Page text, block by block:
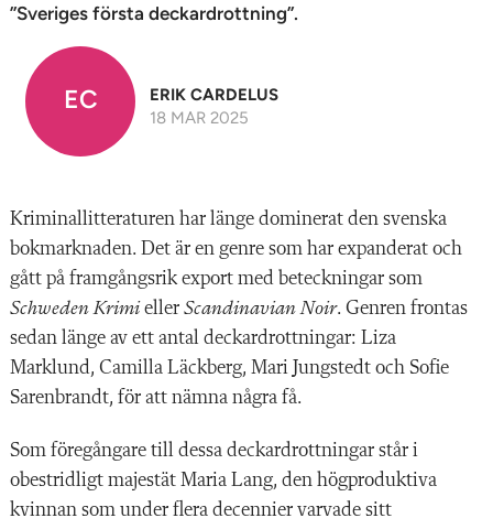
”Sveriges första deckardrottning”.
EC
ERIK CARDELUS
18 MAR 2025
Kriminallitteraturen har länge dominerat den svenska
bokmarknaden. Det är en genre som har expanderat och
gått på framgångsrik export med beteckningar som
Schweden Krimieller Scandinavian Noir. Genren frontas
sedan länge av ett antal deckardrottningar: Liza
Marklund, Camilla Läckberg, Mari Jungstedt och Sofie
Sarenbrandt, för att nämna några få.
Som föregångare till dessa deckardrottningar står i
obestridligt majestät Maria Lang, den högproduktiva
kvinnan som under flera decennier varvade sitt